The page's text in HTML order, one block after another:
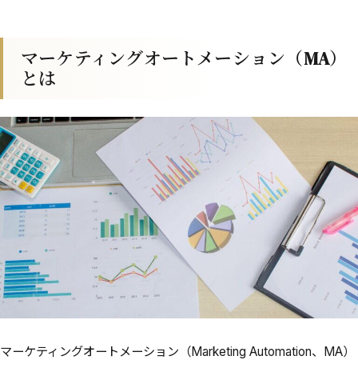
マーケティングオートメーション（MA）
とは
マーケティングオートメーション（Marketing Automation、MA）